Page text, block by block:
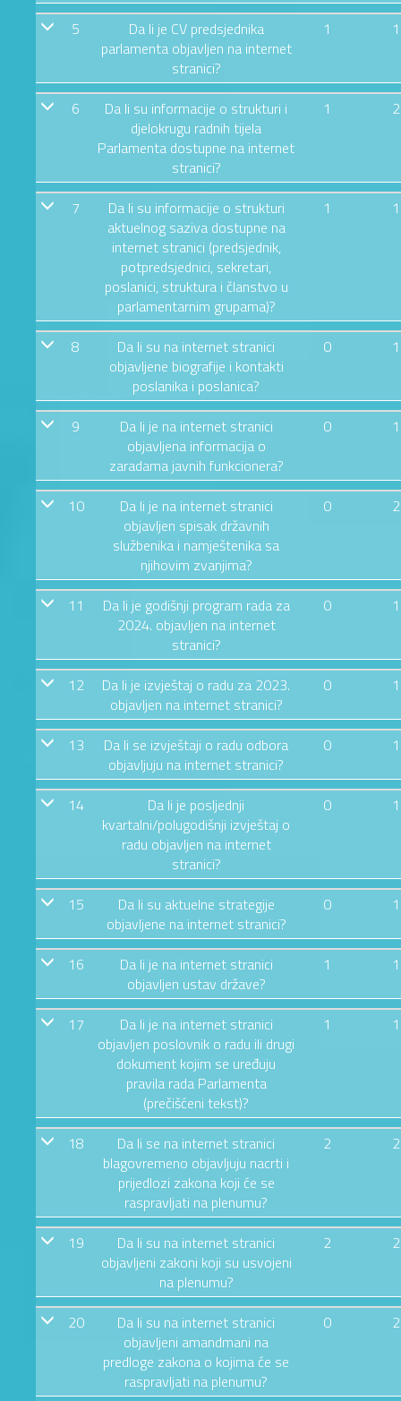
5
Da li je CV predsjednika
parlamenta objavljen na internet
stranici?
1 1
6
Da li su informacije o strukturi i
djelokrugu radnih tijela
Parlamenta dostupne na internet
stranici?
1 2
7
Da li su informacije o strukturi
aktuelnog saziva dostupne na
internet stranici (predsjednik,
potpredsjednici, sekretari,
poslanici, struktura i članstvo u
parlamentarnim grupama)?
1 1
8
Da li su na internet stranici
objavljene biografije i kontakti
poslanika i poslanica?
0 1
9
Da li je na internet stranici
objavljena informacija o
zaradama javnih funkcionera?
0 1
10
Da li je na internet stranici
objavljen spisak državnih
službenika i namještenika sa
njihovim zvanjima?
0 2
11
Da li je godišnji program rada za
2024. objavljen na internet
stranici?
0 1
12
Da li je izvještaj o radu za 2023.
objavljen na internet stranici?
0 1
13
Da li se izvještaji o radu odbora
objavljuju na internet stranici?
0 1
14
Da li je posljednji
kvartalni/polugodišnji izvještaj o
radu objavljen na internet
stranici?
0 1
15
Da li su aktuelne strategije
objavljene na internet stranici?
0 1
16
Da li je na internet stranici
objavljen ustav države?
1 1
17
Da li je na internet stranici
objavljen poslovnik o radu ili drugi
dokument kojim se uređuju
pravila rada Parlamenta
(prečišćeni tekst)?
1 1
18
Da li se na internet stranici
blagovremeno objavljuju nacrti i
prijedlozi zakona koji će se
raspravljati na plenumu?
2 2
19
Da li su na internet stranici
objavljeni zakoni koji su usvojeni
na plenumu?
2 2
20
Da li su na internet stranici
objavljeni amandmani na
predloge zakona o kojima će se
raspravljati na plenumu?
0 2